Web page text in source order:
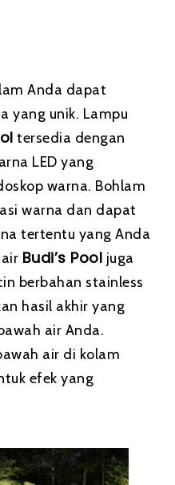
Anda dapat
yang unik. Lampu
tersedia dengan
LED yang
warna. Bohlam
warna dan dapat
tertentu yang Anda
Budi’s Pool juga
berbahan stainless
hasil akhir yang
air Anda.
air di kolam
efek yang